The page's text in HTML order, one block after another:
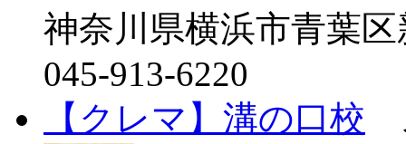
神奈川県横浜市青葉区
045-913-6220
【クレマ】溝の口校